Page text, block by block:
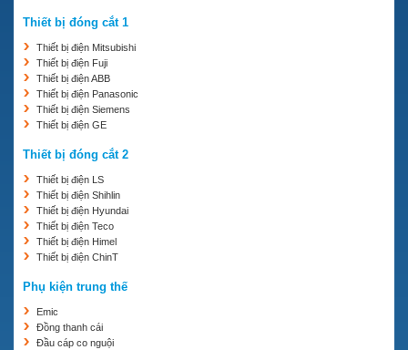
Thiết bị đóng cắt 1
Thiết bị điện Mitsubishi
Thiết bị điện Fuji
Thiết bị điện ABB
Thiết bị điện Panasonic
Thiết bị điện Siemens
Thiết bị điện GE
Thiết bị đóng cắt 2
Thiết bị điện LS
Thiết bị điện Shihlin
Thiết bị điện Hyundai
Thiết bị điện Teco
Thiết bị điện Himel
Thiết bị điện ChinT
Phụ kiện trung thế
Emic
Đồng thanh cái
Đầu cáp co nguội